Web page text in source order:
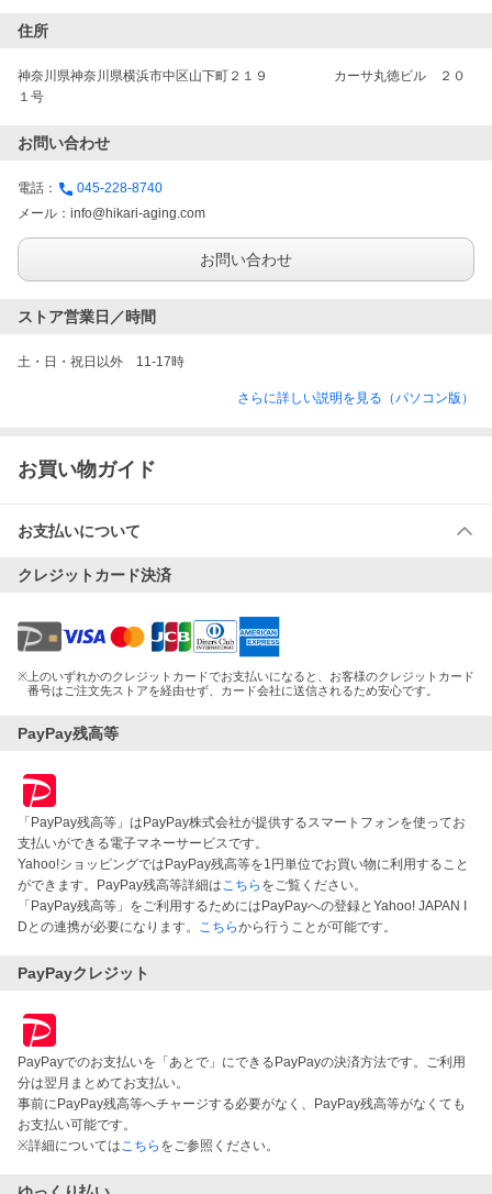
住所
神奈川県神奈川県横浜市中区山下町２１９　　　　　カーサ丸徳ビル　２０
１号
お問い合わせ
電話：
045-228-8740
メール： info@hikari-aging.com
お問い合わせ
ストア営業日／時間
土・日・祝日以外　11-17時
さらに詳しい説明を見る（パソコン版）
お買い物ガイド
お支払いについて
クレジットカード決済
※ 上のいずれかのクレジットカードでお支払いになると、お客様のクレジットカード
番号はご注文先ストアを経由せず、カード会社に送信されるため安心です。
PayPay残高等
「PayPay残高等」はPayPay株式会社が提供するスマートフォンを使ってお
支払いができる電子マネーサービスです。
Yahoo!ショッピングではPayPay残高等を1円単位でお買い物に利用すること
ができます。PayPay残高等詳細はこちら をご覧ください。
「PayPay残高等」をご利用するためにはPayPayへの登録とYahoo! JAPAN I
Dとの連携が必要になります。 こちらから行うことが可能です。
PayPayクレジット
PayPayでのお支払いを「あとで」にできるPayPayの決済方法です。ご利用
分は翌月まとめてお支払い。
事前にPayPay残高等へチャージする必要がなく、PayPay残高等がなくても
お支払い可能です。
※詳細についてはこちら をご参照ください。